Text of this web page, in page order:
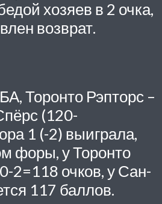
хозяев в 2 очка,
возврат.
Торонто Рэпторс –
(120-
1 (-2) выиграла,
форы, у Торонто
2=118 очков, у Сан-
117 баллов.